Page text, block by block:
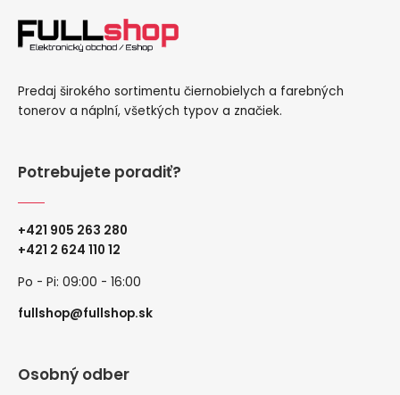
Predaj širokého sortimentu čiernobielych a farebných
tonerov a náplní, všetkých typov a značiek.
Potrebujete poradiť?
+421 905 263 280
+421 2 624 110 12
Po - Pi: 09:00 - 16:00
fullshop@fullshop.sk
Osobný odber